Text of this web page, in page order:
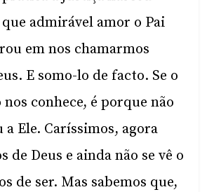
que admirável amor o Pai
em nos chamarmos
E somo-lo de facto. Se o
conhece, é porque não
a Ele. Caríssimos, agora
de Deus e ainda não se vê o
de ser. Mas sabemos que,